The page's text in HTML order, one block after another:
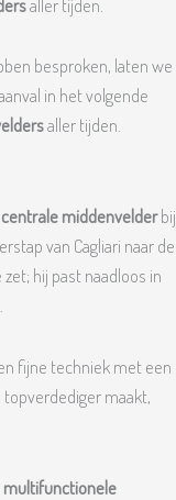
aller tijden.
besproken, laten we
in het volgende
aller tijden.
centrale middenvelderbij
van Cagliari naar de
hij past naadloos in
fijne techniek met een
maakt,
multifunctionele